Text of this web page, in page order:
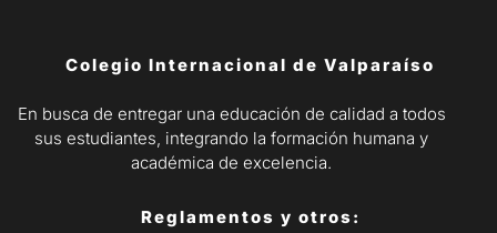
Colegio Internacional de Valparaíso
En busca de entregar una educación de calidad a todos
sus estudiantes, integrando la formación humana y
académica de excelencia.
Reglamentos y otros: